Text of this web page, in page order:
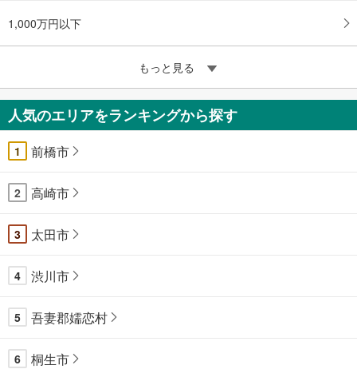
1,000万円以下
もっと見る
人気のエリアをランキングから探す
1 前橋市
2 高崎市
3 太田市
4 渋川市
5 吾妻郡嬬恋村
6 桐生市